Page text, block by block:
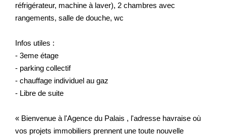
réfrigérateur, machine à laver), 2 chambres avec
rangements, salle de douche, wc
Infos utiles :
- 3eme étage
- parking collectif
- chauffage individuel au gaz
- Libre de suite
« Bienvenue à l'Agence du Palais , l'adresse havraise où
vos projets immobiliers prennent une toute nouvelle